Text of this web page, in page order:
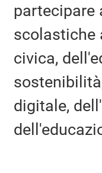
partecipare
scolastiche
civica,
digitale,